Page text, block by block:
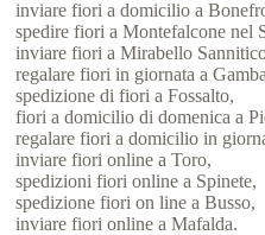
inviare fiori a domicilio a
spedire fiori a Montefalcone nel
inviare fiori a Mirabello
regalare fiori in giornata a
spedizione di fiori a Fossalto,
fiori a domicilio di domenica a
regalare fiori a domicilio in
inviare fiori online a Toro,
spedizioni fiori online a Spinete,
spedizione fiori on line a Busso,
inviare fiori online a Mafalda.